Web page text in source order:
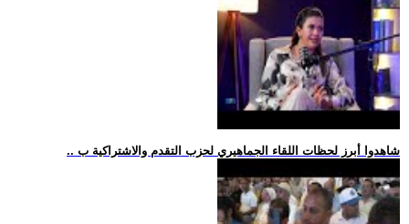
.. شاهدوا أبرز لحظات اللقاء الجماهيري لحزب التقدم والاشتراكية ب